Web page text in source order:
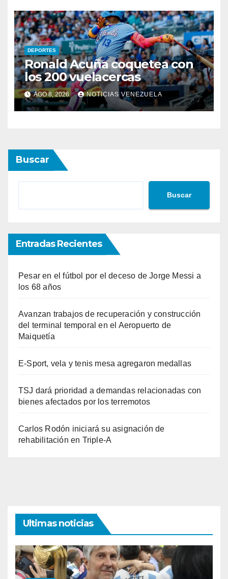
DEPORTES
Ronald Acuña coquetea con
los 200 vuelacercas
AGO 8, 2026 NOTICIAS VENEZUELA
Buscar
Buscar
Entradas Recientes
Pesar en el fútbol por el deceso de Jorge Messi a
los 68 años
Avanzan trabajos de recuperación y construcción
del terminal temporal en el Aeropuerto de
Maiquetía
E-Sport, vela y tenis mesa agregaron medallas
TSJ dará prioridad a demandas relacionadas con
bienes afectados por los terremotos
Carlos Rodón iniciará su asignación de
rehabilitación en Triple-A
Ultimas noticias